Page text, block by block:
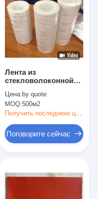
Лента из
стекловолоконной
или силиконовый
клей класса F/H
Цена: by quote
MOQ:500м2
Поговорите сейчас